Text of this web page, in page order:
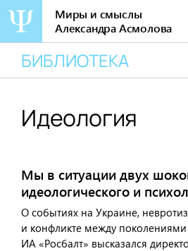
содержанию
Миры и смыслы
Александра Асмолова
БИБЛИОТЕКА
Идеология
Мы в ситуации двух
идеологического и
О событиях на Украине,
и конфликте между
ИА «Росбалт» высказался